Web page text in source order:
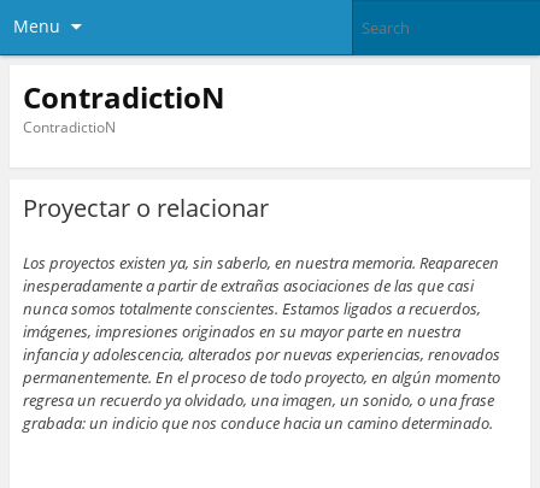
Menu
ContradictioN
ContradictioN
Proyectar o relacionar
Los proyectos existen ya, sin saberlo, en nuestra memoria. Reaparecen
inesperadamente a partir de extrañas asociaciones de las que casi
nunca somos totalmente conscientes. Estamos ligados a recuerdos,
imágenes, impresiones originados en su mayor parte en nuestra
infancia y adolescencia, alterados por nuevas experiencias, renovados
permanentemente. En el proceso de todo proyecto, en algún momento
regresa un recuerdo ya olvidado, una imagen, un sonido, o una frase
grabada: un indicio que nos conduce hacia un camino determinado.